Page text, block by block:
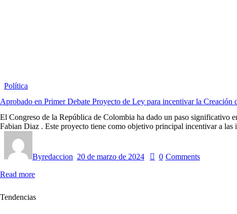
Política
Aprobado en Primer Debate Proyecto de Ley para incentivar la
El Congreso de la República de Colombia ha dado un paso significativo
Fabian Diaz . Este proyecto tiene como objetivo principal incentivar a
Byredaccion 20 de marzo de 2024 0 Comments
Read more
Tendencias